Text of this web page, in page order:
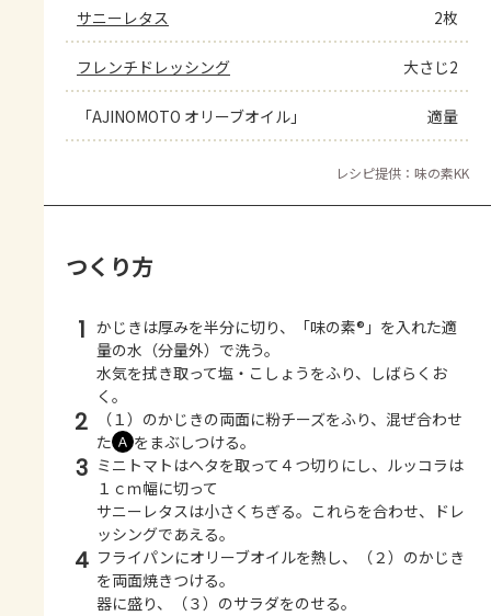
サニーレタス 2枚
フレンチドレッシング 大さじ2
「AJINOMOTO オリーブオイル」 適量
レシピ提供：味の素KK
つくり方
1 かじきは厚みを半分に切り、「味の素®」を入れた適
量の水（分量外）で洗う。
水気を拭き取って塩・こしょうをふり、しばらくお
く。
2
（１）のかじきの両面に粉チーズをふり、混ぜ合わせ
た Ａ をまぶしつける。
3 ミニトマトはヘタを取って４つ切りにし、ルッコラは
１ｃｍ幅に切って
サニーレタスは小さくちぎる。これらを合わせ、ドレ
ッシングであえる。
4 フライパンにオリーブオイルを熱し、（２）のかじき
を両面焼きつける。
器に盛り、（３）のサラダをのせる。